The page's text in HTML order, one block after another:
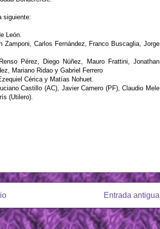
siguiente:
León.
Carlos Fernández, Franco Buscaglia, Jorge
Pérez, Diego Núñez, Mauro Frattini, Jonathan
Mariano Ridao y Gabriel Ferrero
Cérica y Matías Nohuet.
Castillo (AC), Javier Carnero (PF), Claudio Mele
(Utilero).
Entrada antigua